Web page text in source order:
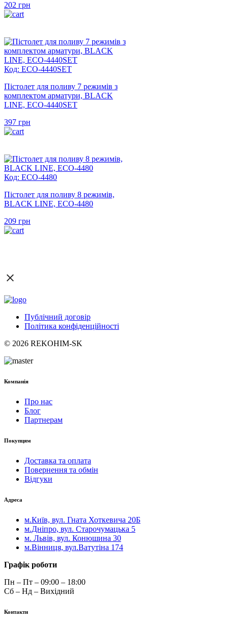
202 грн
Код: ECO-4440SET
Пістолет для поливу 7 режимів з
комплектом арматури, BLACK
LINE, ECO-4440SET
397 грн
Код: ECO-4480
Пістолет для поливу 8 режимів,
BLACK LINE, ECO-4480
209 грн
Публічний договір
Політика конфіденційності
© 2026 REKOHIM-SK
Компанія
Про нас
Блог
Партнерам
Покупцям
Доставка та оплата
Повернення та обмін
Відгуки
Адреса
м.Київ, вул. Гната Хоткевича 20Б
м.Дніпро, вул. Старочумацька 5
м. Львів, вул. Конюшина 30
м.Вінниця, вул.Ватутіна 174
Графік роботи
Пн – Пт – 09:00 – 18:00
Сб – Нд – Вихідний
Контакти